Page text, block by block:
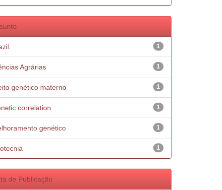
1
1
Agrárias
1
genético materno
1
correlation
1
genético
1
de Publicação